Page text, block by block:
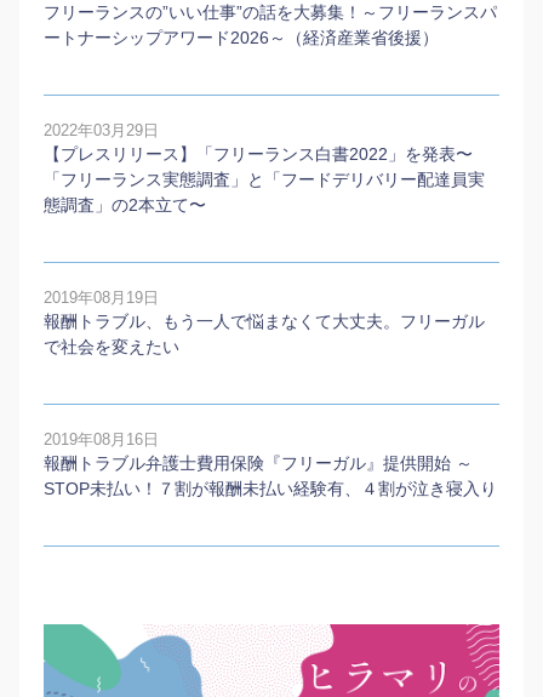
フリーランスの”いい仕事”の話を大募集！～フリーランスパ
ートナーシップアワード2026～（経済産業省後援）
2022年03月29日
【プレスリリース】「フリーランス白書2022」を発表〜
「フリーランス実態調査」と「フードデリバリー配達員実
態調査」の2本⽴て〜
2019年08月19日
報酬トラブル、もう一人で悩まなくて大丈夫。フリーガル
で社会を変えたい
2019年08月16日
報酬トラブル弁護士費用保険『フリーガル』提供開始 ～
STOP未払い！７割が報酬未払い経験有、４割が泣き寝入り